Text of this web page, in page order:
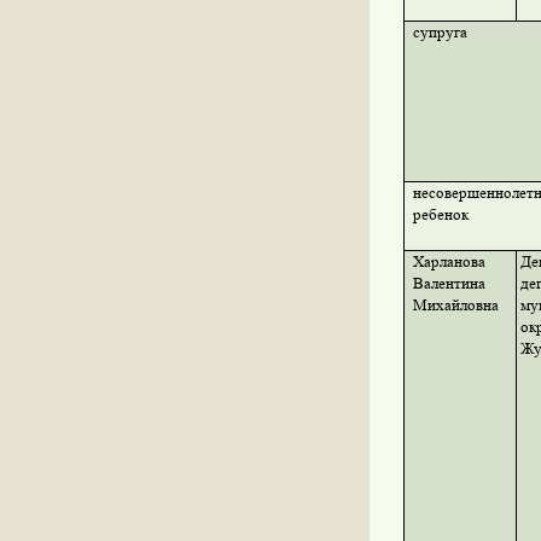
супруга
ребенок
Харланова
Валентина
Михайловна